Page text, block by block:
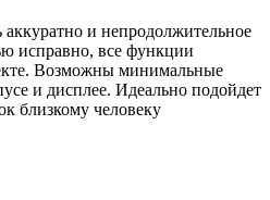
и непродолжительное
исправно, все функции
Возможны минимальные
и дисплее. Идеально подойдет
близкому человеку